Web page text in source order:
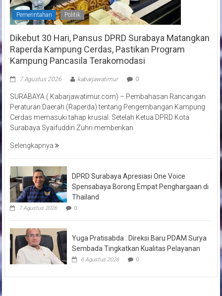
Pemerintahan Politik
Dikebut 30 Hari, Pansus DPRD Surabaya Matangkan
Raperda Kampung Cerdas, Pastikan Program
Kampung Pancasila Terakomodasi
7 Agustus 2026 kabarjawatimur 0
SURABAYA ( Kabarjawatimur.com) – Pembahasan Rancangan
Peraturan Daerah (Raperda) tentang Pengembangan Kampung
Cerdas memasuki tahap krusial. Setelah Ketua DPRD Kota
Surabaya Syaifuddin Zuhri memberikan
Selengkapnya
DPRD Surabaya Apresiasi One Voice
Spensabaya Borong Empat Penghargaan di
Thailand
7 Agustus 2026 0
Yuga Pratisabda : Direksi Baru PDAM Surya
Sembada Tingkatkan Kualitas Pelayanan
6 Agustus 2026 0